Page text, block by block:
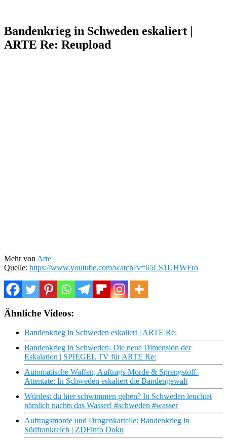
Bandenkrieg in Schweden eskaliert |
ARTE Re: Reupload
Mehr von Arte
Quelle: https://www.youtube.com/watch?v=65LS1UHWFro
Ähnliche Videos:
Bandenkrieg in Schweden eskaliert | ARTE Re:
Bandenkrieg in Schweden: Die neue Dimension der
Eskalation | SPIEGEL TV für ARTE Re:
Automatische Waffen, Auftrags-Morde & Sprengstoff-
Attentate: In Schweden eskaliert die Bandengewalt
Würdest du hier schwimmen gehen? In Schweden leuchtet
nämlich nachts das Wasser! #schweden #wasser
Auftragsmorde und Drogenkartelle: Bandenkrieg in
Südfrankreich | ZDFinfo Doku